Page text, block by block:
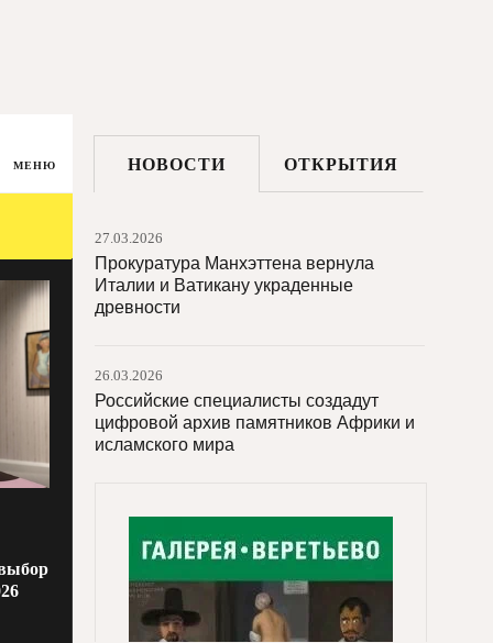
НОВОСТИ ОТКРЫТИЯ
27.03.2026
Прокуратура Манхэттена вернула
Италии и Ватикану украденные
древности
26.03.2026
Российские специалисты создадут
цифровой архив памятников Африки и
исламского мира
МЕНЮ